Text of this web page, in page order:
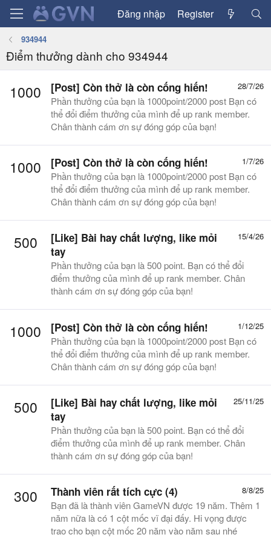
Đăng nhập Register
934944
Điểm thưởng dành cho 934944
1000 28/7/26
[Post] Còn thở là còn cống hiến!
Phần thưởng của bạn là 1000point/2000 post Bạn có
thể đổi điểm thưởng của mình để up rank member.
Chân thành cám ơn sự đóng góp của bạn!
1000 1/7/26
[Post] Còn thở là còn cống hiến!
Phần thưởng của bạn là 1000point/2000 post Bạn có
thể đổi điểm thưởng của mình để up rank member.
Chân thành cám ơn sự đóng góp của bạn!
500 15/4/26
[Like] Bài hay chất lượng, like mỏi
tay
Phần thưởng của bạn là 500 point. Bạn có thể đổi
điểm thưởng của mình để up rank member. Chân
thành cám ơn sự đóng góp của bạn!
1000 1/12/25
[Post] Còn thở là còn cống hiến!
Phần thưởng của bạn là 1000point/2000 post Bạn có
thể đổi điểm thưởng của mình để up rank member.
Chân thành cám ơn sự đóng góp của bạn!
500 25/11/25
[Like] Bài hay chất lượng, like mỏi
tay
Phần thưởng của bạn là 500 point. Bạn có thể đổi
điểm thưởng của mình để up rank member. Chân
thành cám ơn sự đóng góp của bạn!
300 8/8/25
Thành viên rất tích cực (4)
Bạn đã là thành viên GameVN được 19 năm. Thêm 1
năm nữa là có 1 cột mốc vĩ đại đấy. Hi vọng được
trao cho bạn cột mốc 20 năm vào năm sau nhé